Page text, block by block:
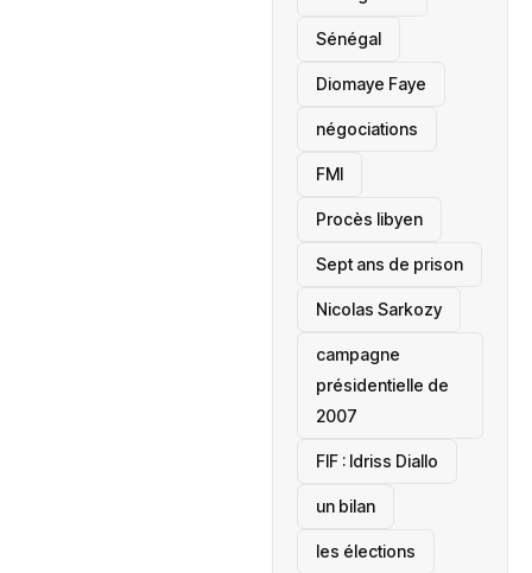
Sénégal
Diomaye Faye
négociations
FMI
Procès libyen
Sept ans de prison
Nicolas Sarkozy
campagne
présidentielle de
2007
‎FIF : Idriss Diallo
un bilan
les élections